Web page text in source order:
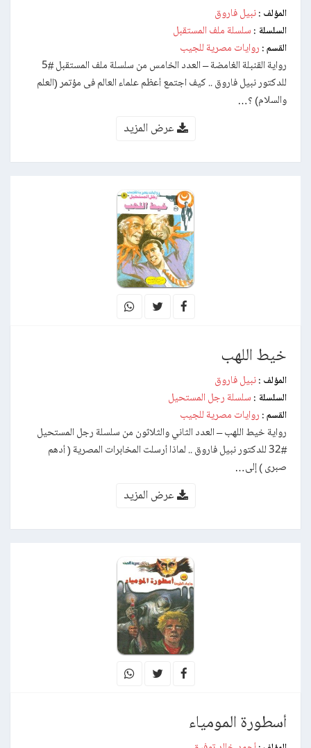
المؤلف : نبيل فاروق
السلسلة : سلسلة ملف المستقبل
القسم : روايات مصرية للجيب
رواية القنبلة الغامضة – العدد الخامس من سلسلة ملف المستقبل #5
للدكتور نبيل فاروق .. كيف اجتمع أعظم علماء العالم فى مؤتمر (العلم
والسلام) ؟…
عرض المزيد
خيط اللهب
المؤلف : نبيل فاروق
السلسلة : سلسلة رجل المستحيل
القسم : روايات مصرية للجيب
رواية خيط اللهب – العدد الثاني والثلاثون من سلسلة رجل المستحيل
#32 للدكتور نبيل فاروق .. لماذا أرسلت المخابرات المصرية ( أدهم
صبرى ) إلى…
عرض المزيد
أسطورة المومياء